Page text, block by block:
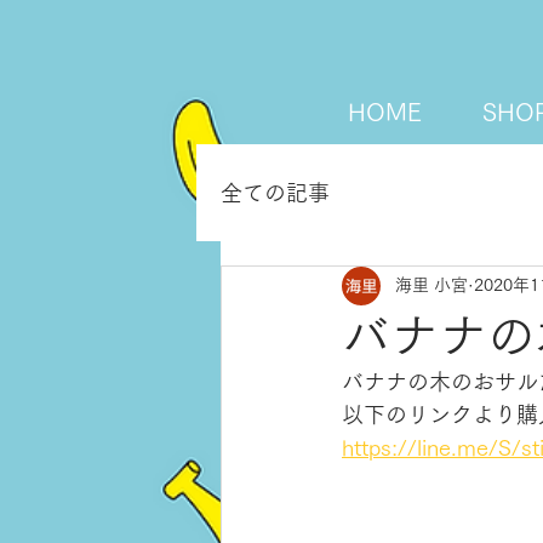
HOME
全ての記事
バナナ
海里 小宮 2020年
バナナの木のおサ
以下のリンクより
https://line.me/S/